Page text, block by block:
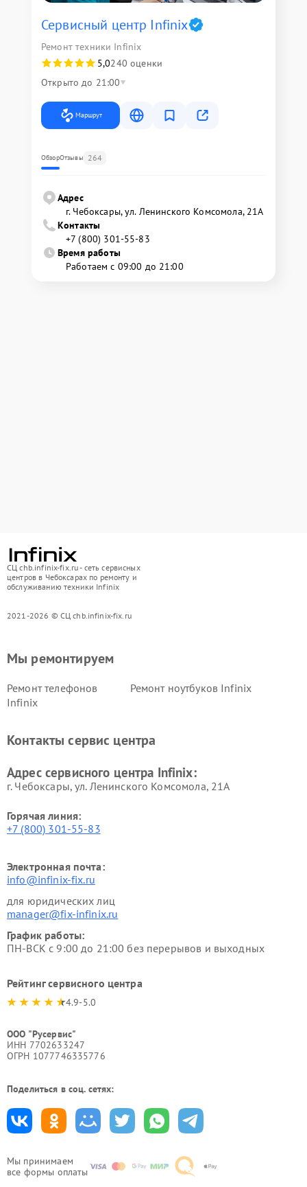
Сервисный центр Infinix
Ремонт техники Infinix
5,0240 оценки
Открыто до 21:00
Маршрут
ОбзорОтзывы 264
Адрес
г. Чебоксары, ул. Ленинского Комсомола, 21А
Контакты
+7 (800) 301-55-83
Время работы
Работаем с 09:00 до 21:00
СЦ chb.infinix-fix.ru - сеть сервисных
центров в Чебоксарах по ремонту и
обслуживанию техники Infinix
2021-2026 © СЦ chb.infinix-fix.ru
Мы принимаем
все формы оплаты
Мы ремонтируем
Ремонт телефонов
Infinix
Ремонт ноутбуков Infinix
Контакты сервис центра
Адрес сервисного центра Infinix:
г. Чебоксары, ул. Ленинского Комсомола, 21А
Горячая линия:
+7 (800) 301-55-83
Электронная почта:
info@infinix-fix.ru
для юридических лиц
manager@fix-infinix.ru
График работы:
ПН-ВСК с 9:00 до 21:00 без перерывов и выходных
Рейтинг сервисного центра
4.9-5.0
ООО "Русервис"
ИНН 7702633247
ОГРН 1077746335776
Поделиться в соц. сетях: